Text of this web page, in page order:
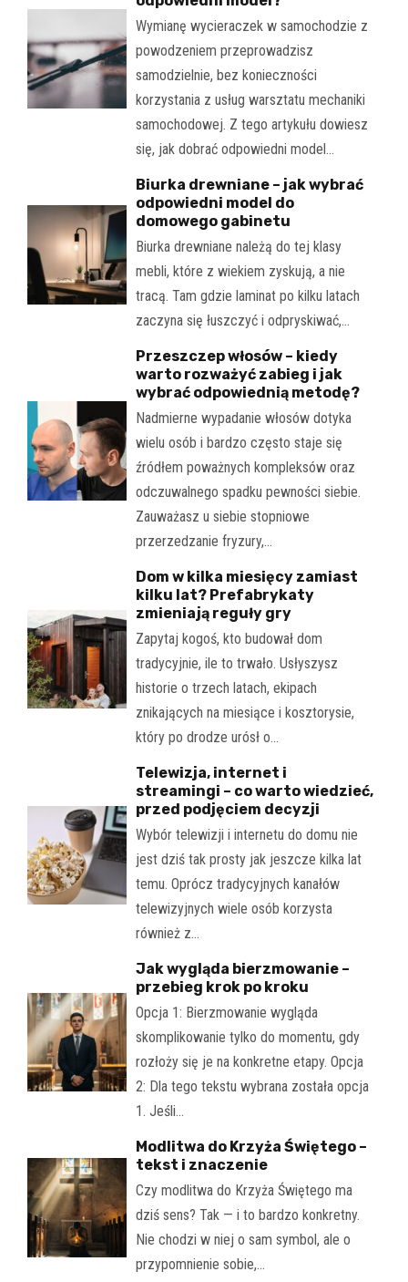
Wymianę wycieraczek w samochodzie z
powodzeniem przeprowadzisz
samodzielnie, bez konieczności
korzystania z usług warsztatu mechaniki
samochodowej. Z tego artykułu dowiesz
się, jak dobrać odpowiedni model…
Biurka drewniane – jak wybrać
odpowiedni model do
domowego gabinetu
Biurka drewniane należą do tej klasy
mebli, które z wiekiem zyskują, a nie
tracą. Tam gdzie laminat po kilku latach
zaczyna się łuszczyć i odpryskiwać,…
Przeszczep włosów – kiedy
warto rozważyć zabieg i jak
wybrać odpowiednią metodę?
Nadmierne wypadanie włosów dotyka
wielu osób i bardzo często staje się
źródłem poważnych kompleksów oraz
odczuwalnego spadku pewności siebie.
Zauważasz u siebie stopniowe
przerzedzanie fryzury,…
Dom w kilka miesięcy zamiast
kilku lat? Prefabrykaty
zmieniają reguły gry
Zapytaj kogoś, kto budował dom
tradycyjnie, ile to trwało. Usłyszysz
historie o trzech latach, ekipach
znikających na miesiące i kosztorysie,
który po drodze urósł o…
Telewizja, internet i
streamingi – co warto wiedzieć,
przed podjęciem decyzji
Wybór telewizji i internetu do domu nie
jest dziś tak prosty jak jeszcze kilka lat
temu. Oprócz tradycyjnych kanałów
telewizyjnych wiele osób korzysta
również z…
Jak wygląda bierzmowanie –
przebieg krok po kroku
Opcja 1: Bierzmowanie wygląda
skomplikowanie tylko do momentu, gdy
rozłoży się je na konkretne etapy. Opcja
2: Dla tego tekstu wybrana została opcja
1. Jeśli…
Modlitwa do Krzyża Świętego –
tekst i znaczenie
Czy modlitwa do Krzyża Świętego ma
dziś sens? Tak — i to bardzo konkretny.
Nie chodzi w niej o sam symbol, ale o
przypomnienie sobie,…